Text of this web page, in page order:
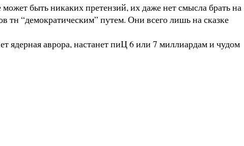
быть никаких претензий, их даже нет смысла брать на
тн “демократическим” путем. Они всего лишь на сказке
ядерная аврора, настанет пиЦ 6 или 7 миллиардам и чудом